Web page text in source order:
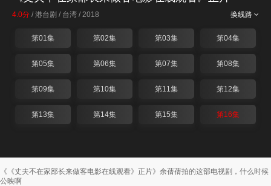
换线路
4.0分 / 港台剧 / 台湾 / 2018
第01集 第02集 第03集 第04集
第05集 第06集 第07集 第08集
第09集 第10集 第11集 第12集
第13集 第14集 第15集 第16集
《《丈夫不在家部长来做客电影在线观看》正片》余蒨蒨拍的这部电视剧，什么时候
公映啊